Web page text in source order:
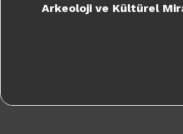
Arkeoloji ve Kültürel